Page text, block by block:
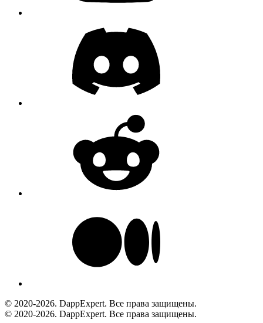
© 2020-2026. DappExpert. Все права защищены.
© 2020-2026. DappExpert. Все права защищены.